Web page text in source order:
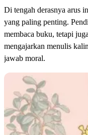
Di tengah derasnya arus
yang paling penting.
membaca buku, tetapi
mengajarkan menulis
jawab moral.